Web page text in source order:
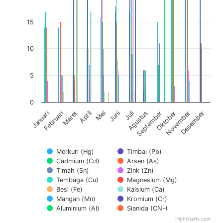
Merkuri (Hg)
Timbal (Pb)
Cadmium (Cd)
Arsen (As)
Timah (Sn)
Zink (Zn)
Tembaga (Cu)
Magnesium (Mg)
Besi (Fe)
Kalsium (Ca)
Mangan (Mn)
Kromium (Cr)
Aluminium (Al)
Sianida (CN-)
JanuariFebruariMaretApril Mei Juni Juli
Agustus
SeptemberOktober
NovemberDesember
0
5
10
15
Highcharts.com